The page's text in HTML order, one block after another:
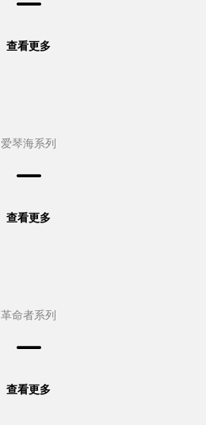
查看更多
爱琴海系列
查看更多
革命者系列
查看更多